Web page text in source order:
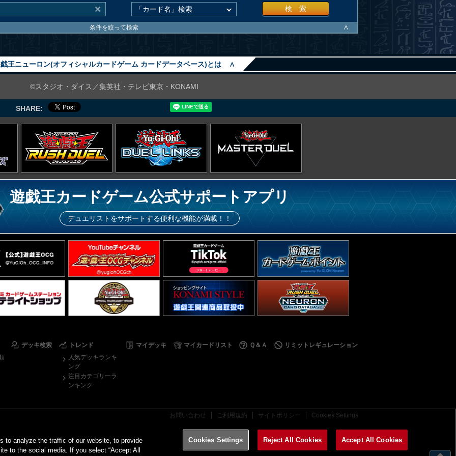
検 索
条件を絞って検索 ∧
王ニューロン(オフィシャルカードゲーム カードデータベース)とは ∧
©スタジオ・ダイス／集英社・テレビ東京・KONAMI
SHARE:
遊戯王カードゲーム公式サポートアプリ
デュエリストをサポートする便利な機能が満載！！
デッキ検索
トレンド
人気デッキランキ
ング
注目カテゴリーラ
ンキング
マイデッキ マイカードリスト Ｑ＆Ａ リミットレギュレーション
お問い合わせ ご利用規約 サイトポリシー Cookies Settings
to analyze the traffic of our website, to provide
to the social media. If you select “Accept All
Cookies Settings Reject All Cookies Accept All Cookies